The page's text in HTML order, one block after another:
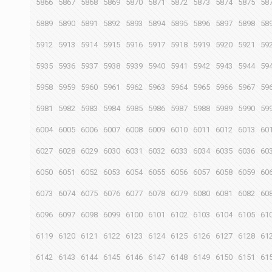
5866 5867 5868 5869 5870 5871 5872 5873 5874 5875
5889 5890 5891 5892 5893 5894 5895 5896 5897 5898
5912 5913 5914 5915 5916 5917 5918 5919 5920 5921
5935 5936 5937 5938 5939 5940 5941 5942 5943 5944
5958 5959 5960 5961 5962 5963 5964 5965 5966 5967
5981 5982 5983 5984 5985 5986 5987 5988 5989 5990
6004 6005 6006 6007 6008 6009 6010 6011 6012 6013
6027 6028 6029 6030 6031 6032 6033 6034 6035 6036
6050 6051 6052 6053 6054 6055 6056 6057 6058 6059
6073 6074 6075 6076 6077 6078 6079 6080 6081 6082
6096 6097 6098 6099 6100 6101 6102 6103 6104 6105
6119 6120 6121 6122 6123 6124 6125 6126 6127 6128
6142 6143 6144 6145 6146 6147 6148 6149 6150 6151